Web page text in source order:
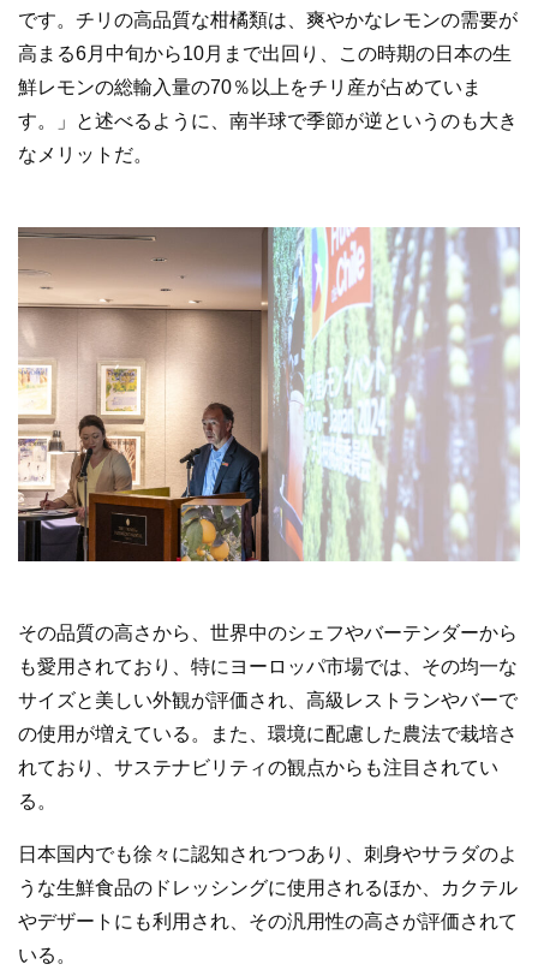
です。チリの高品質な柑橘類は、爽やかなレモンの需要が
高まる6月中旬から10月まで出回り、この時期の日本の生
鮮レモンの総輸入量の70％以上をチリ産が占めていま
す。」と述べるように、南半球で季節が逆というのも大き
なメリットだ。
その品質の高さから、世界中のシェフやバーテンダーから
も愛用されており、特にヨーロッパ市場では、その均一な
サイズと美しい外観が評価され、高級レストランやバーで
の使用が増えている。また、環境に配慮した農法で栽培さ
れており、サステナビリティの観点からも注目されてい
る。
日本国内でも徐々に認知されつつあり、刺身やサラダのよ
うな生鮮食品のドレッシングに使用されるほか、カクテル
やデザートにも利用され、その汎用性の高さが評価されて
いる。